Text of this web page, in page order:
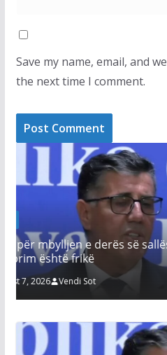
Save my name, email, and
the next time I comment.
LAJMET
Gjini: Sonte
qytetarët dhe
zezë vendit
August 7, 2026